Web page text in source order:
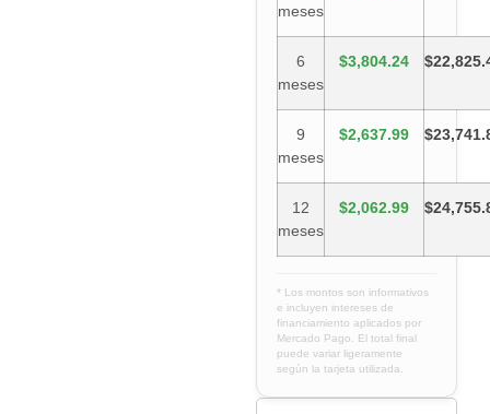
meses
6
meses
$3,804.24
9
meses
$2,637.99
12
meses
$2,062.99
* Los montos son informativos
e incluyen intereses de
financiamiento aplicados por
Mercado Pago. El total final
puede variar ligeramente
según la tarjeta utilizada.